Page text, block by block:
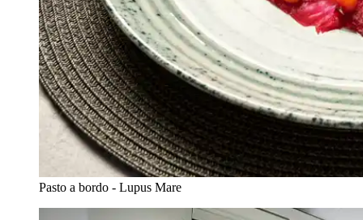
Pasto a bordo - Lupus Mare